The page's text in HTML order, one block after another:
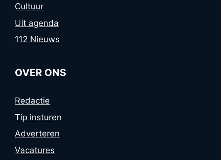
Cultuur
Uit agenda
112 Nieuws
OVER ONS
Redactie
Tip insturen
Adverteren
Vacatures